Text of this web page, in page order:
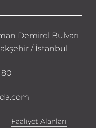
Demirel Bulvarı
/ İstanbul
80
Faaliyet Alanları